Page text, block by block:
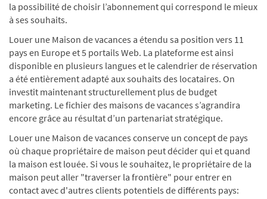
la possibilité de choisir l’abonnement qui correspond le mieux
à ses souhaits.
Louer une Maison de vacances a étendu sa position vers 11
pays en Europe et 5 portails Web. La plateforme est ainsi
disponible en plusieurs langues et le calendrier de réservation
a été entièrement adapté aux souhaits des locataires. On
investit maintenant structurellement plus de budget
marketing. Le fichier des maisons de vacances s’agrandira
encore grâce au résultat d’un partenariat stratégique.
Louer une Maison de vacances conserve un concept de pays
où chaque propriétaire de maison peut décider qui et quand
la maison est louée. Si vous le souhaitez, le propriétaire de la
maison peut aller "traverser la frontière" pour entrer en
contact avec d'autres clients potentiels de différents pays: